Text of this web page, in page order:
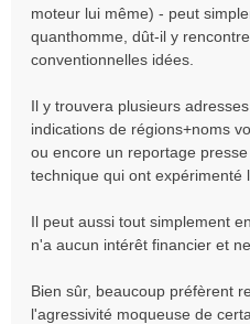
moteur lui même) - peut
quanthomme, dût-il y
conventionnelles idées.
Il y trouvera plusieurs
indications de régions+noms
ou encore un reportage
technique qui ont expérimenté
Il peut aussi tout simplement
n'a aucun intérêt financier et
Bien sûr, beaucoup préfèrent
l'agressivité moqueuse de